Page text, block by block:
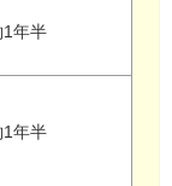
1年半
1年半